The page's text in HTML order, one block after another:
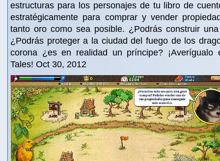
estructuras para los personajes de tu libro de
estratégicamente para comprar y vender
tanto oro como sea posible. ¿Podrás construir
¿Podrás proteger a la ciudad del fuego de los
corona ¿es en realidad un príncipe? ¡Averígualo
Tales! Oct 30, 2012